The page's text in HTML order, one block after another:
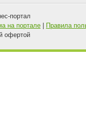
портал
на портале
Правила
офертой